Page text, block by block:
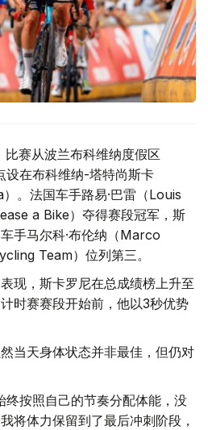
赛从波兰布科维纳度假区
设在布科维纳-塔特尚斯卡
。法国车手路易·巴雷（Louis
a Bike）夺得赛段冠军，斯
手马尔科·布伦纳（Marco
Team）位列第三。
现，斯卡罗尼在总成绩榜上升至
时赛赛段开始前，他以3秒优势
当天身体状态并非最佳，但仍对
终按照自己的节奏分配体能，没
将体力保留到了最后冲刺阶段，